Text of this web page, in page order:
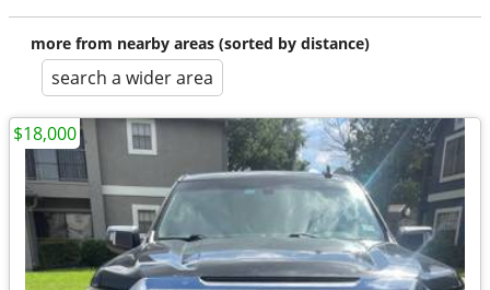
more from nearby areas (sorted by distance)
search a wider area
$18,000